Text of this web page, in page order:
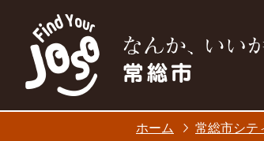
ホーム 常総市シテ